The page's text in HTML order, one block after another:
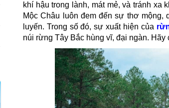
khí hậu trong lành, mát mẻ, và tránh
Mộc Châu luôn đem đến sự thơ mộng,
luyến. Trong số đó, sự xuất hiện của
núi rừng Tây Bắc hùng vĩ, đại ngàn. Hãy